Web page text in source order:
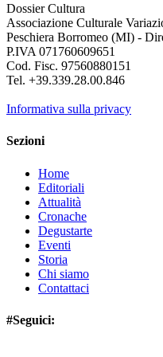
Dossier Cultura
Associazione Culturale
Peschiera Borromeo (MI) -
P.IVA 071760609651
Cod. Fisc. 97560880151
Tel. +39.339.28.00.846
Informativa sulla privacy
Sezioni
Home
Editoriali
Attualità
Cronache
Degustarte
Eventi
Storia
Chi siamo
Contattaci
#Seguici: